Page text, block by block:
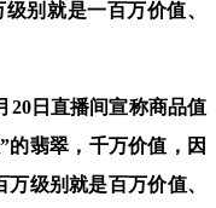
级别就是一百万价值、
20日直播间宣称商品值
”的翡翠， 千万价值，因
级别就是百万价值、